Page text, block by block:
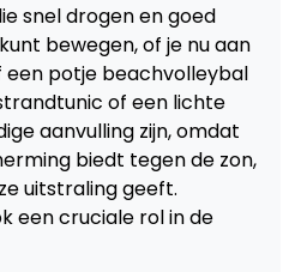
snel drogen en goed
bewegen, of je nu aan
potje beachvolleybal
of een lichte
aanvulling zijn, omdat
biedt tegen de zon,
uitstraling geeft.
een cruciale rol in de